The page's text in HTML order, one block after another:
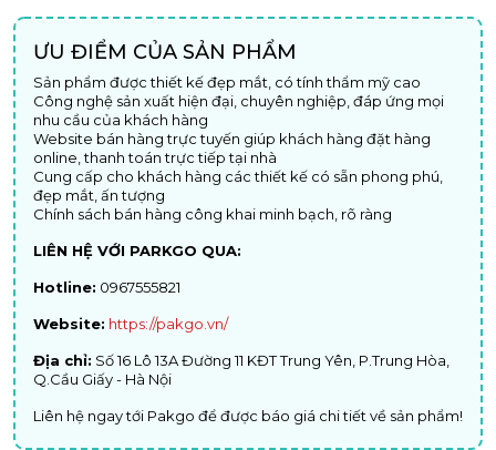
ƯU ĐIỂM CỦA SẢN PHẨM
Sản phẩm được thiết kế đẹp mắt, có tính thẩm mỹ cao
Công nghệ sản xuất hiện đại, chuyên nghiệp, đáp ứng mọi
nhu cầu của khách hàng
Website bán hàng trực tuyến giúp khách hàng đặt hàng
online, thanh toán trực tiếp tại nhà
Cung cấp cho khách hàng các thiết kế có sẵn phong phú,
đẹp mắt, ấn tượng
Chính sách bán hàng công khai minh bạch, rõ ràng
LIÊN HỆ VỚI PARKGO QUA:
Hotline: 0967555821
Website: https://pakgo.vn/
Địa chỉ: Số 16 Lô 13A Đường 11 KĐT Trung Yên, P.Trung Hòa,
Q.Cầu Giấy - Hà Nội
Liên hệ ngay tới Pakgo để được báo giá chi tiết về sản phẩm!